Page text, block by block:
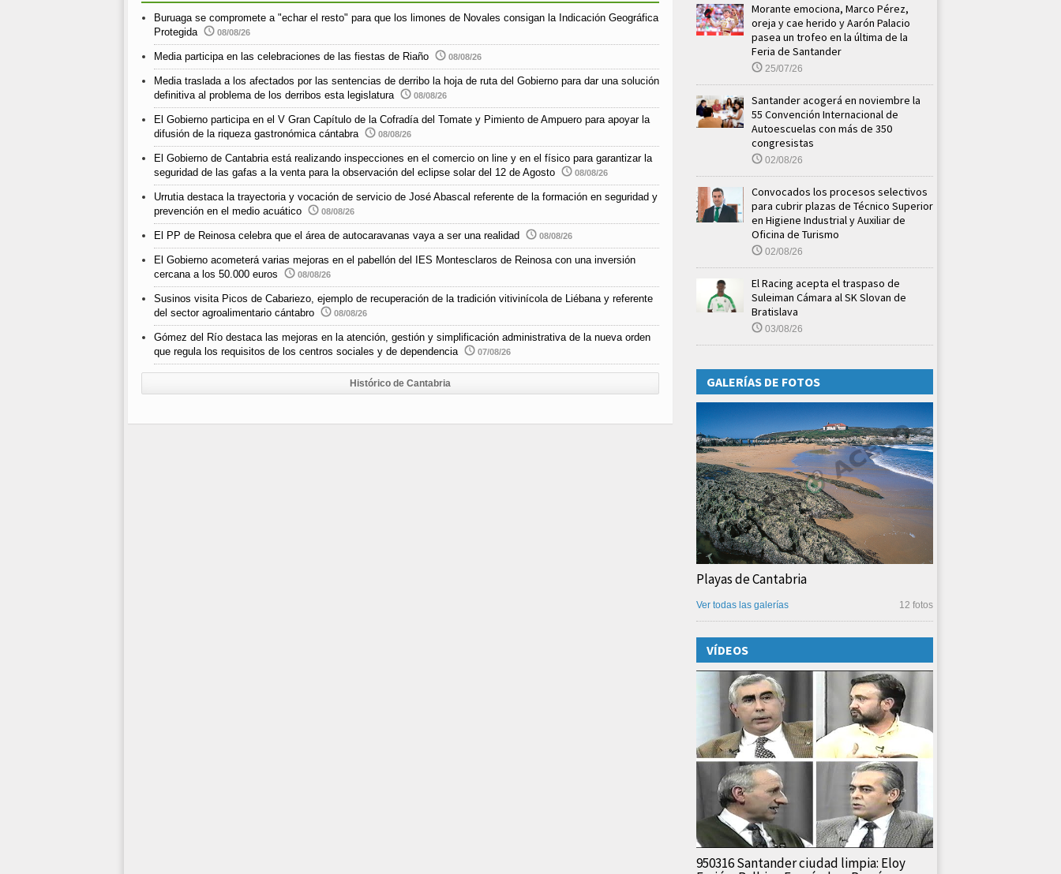
Buruaga se compromete a "echar el resto" para que los limones de Novales consigan la Indicación Geográfica
Protegida
08/08/26
Media participa en las celebraciones de las fiestas de Riaño 08/08/26
Media traslada a los afectados por las sentencias de derribo la hoja de ruta del Gobierno para dar una solución
definitiva al problema de los derribos esta legislatura
08/08/26
El Gobierno participa en el V Gran Capítulo de la Cofradía del Tomate y Pimiento de Ampuero para apoyar la
difusión de la riqueza gastronómica cántabra
08/08/26
El Gobierno de Cantabria está realizando inspecciones en el comercio on line y en el físico para garantizar la
seguridad de las gafas a la venta para la observación del eclipse solar del 12 de Agosto
08/08/26
Urrutia destaca la trayectoria y vocación de servicio de José Abascal referente de la formación en seguridad y
prevención en el medio acuático
08/08/26
El PP de Reinosa celebra que el área de autocaravanas vaya a ser una realidad 08/08/26
El Gobierno acometerá varias mejoras en el pabellón del IES Montesclaros de Reinosa con una inversión
cercana a los 50.000 euros
08/08/26
Susinos visita Picos de Cabariezo, ejemplo de recuperación de la tradición vitivinícola de Liébana y referente
del sector agroalimentario cántabro
08/08/26
Gómez del Río destaca las mejoras en la atención, gestión y simplificación administrativa de la nueva orden
que regula los requisitos de los centros sociales y de dependencia
07/08/26
Histórico de Cantabria
Morante emociona, Marco Pérez,
oreja y cae herido y Aarón Palacio
pasea un trofeo en la última de la
Feria de Santander
25/07/26
Santander acogerá en noviembre la
55 Convención Internacional de
Autoescuelas con más de 350
congresistas
02/08/26
Convocados los procesos selectivos
para cubrir plazas de Técnico Superior
en Higiene Industrial y Auxiliar de
Oficina de Turismo
02/08/26
El Racing acepta el traspaso de
Suleiman Cámara al SK Slovan de
Bratislava
03/08/26
GALERÍAS DE FOTOS
Playas de Cantabria
12 fotos
Ver todas las galerías
VÍDEOS
950316 Santander ciudad limpia: Eloy